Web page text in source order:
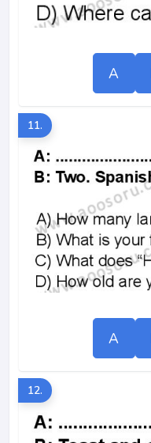
A
11.
A
12.